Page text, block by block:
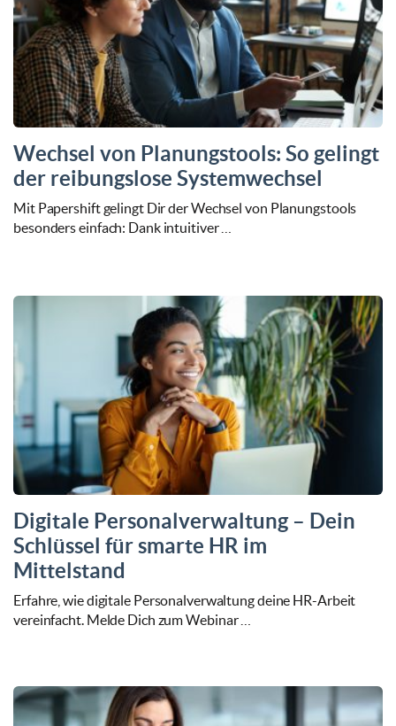
Wechsel von Planungstools: So gelingt
der reibungslose Systemwechsel
Mit Papershift gelingt Dir der Wechsel von Planungstools
besonders einfach: Dank intuitiver …
Digitale Personalverwaltung – Dein
Schlüssel für smarte HR im
Mittelstand
Erfahre, wie digitale Personalverwaltung deine HR-Arbeit
vereinfacht. Melde Dich zum Webinar …